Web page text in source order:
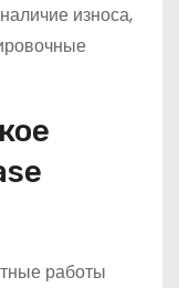
износа,
работы